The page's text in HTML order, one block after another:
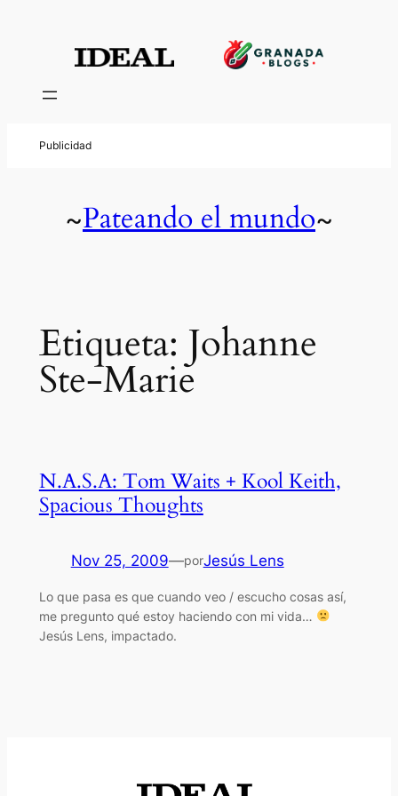
contenido
~Pateando el mundo~
Etiqueta: Johanne
Ste-Marie
N.A.S.A: Tom Waits + Kool Keith,
Spacious Thoughts
Nov 25, 2009—porJesús Lens
Lo que pasa es que cuando veo / escucho cosas así,
me pregunto qué estoy haciendo con mi vida…
Jesús Lens, impactado.